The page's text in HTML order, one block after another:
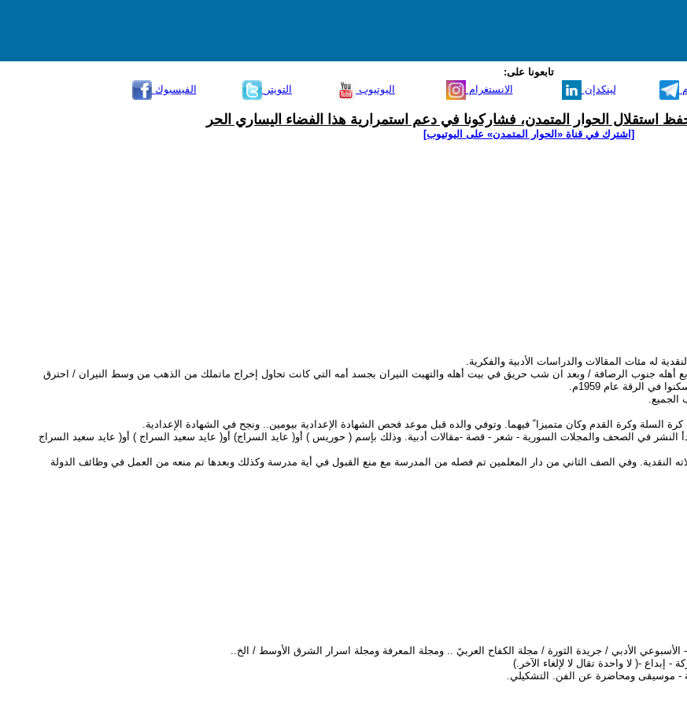
تابعونا على:
الفيسبوك
التويتر اليوتيوب الانستغرام لينكدإن
استقلال الحوار المتمدن، فشاركونا في دعم استمرارية هذا الفضاء اليساري الحر
[اشترك في قناة ‫«الحوار المتمدن» على اليوتيوب]
له مئات المقالات والدراسات الأدبية والفكرية.
السورية( بادية الرقة ) حيث مرابع أهله جنوب الرصافة / وبعد ان شب حريق في بيت أهله والتهبت النيران بجسد أمه التي كانت تحاول إخراج ماتملك من الذهب من وسط النيران / احترق
الرقة عام 1959م.
وكرة القدم وكان متميزا ً فيهما. وتوفي والده قبل موعد فحص الشهادة الإعدادية بيومين.. ونجح في الشهادة الإعدادية.
في الصحف والمجلات السورية - شعر - قصة -مقالات أدبية. وذلك بإسم ( حوريس ) أو( عايد السراج) أو( عايد سعيد السراج ) أو( عايد سعيد السراج
النقدية. وفي الصف الثاني من دار المعلمين تم فصله من المدرسة مع منع القبول في أية مدرسة وكذلك وبعدها تم منعه من العمل في وظائف الدولة
الأدبي / جريدة الثورة / مجلة الكفاح العربيً .. ومجلة المعرفة ومجلة اسرار الشرق الأوسط / الخ..
-( لا واحدة تقال لا لإلغاء الآخر.)